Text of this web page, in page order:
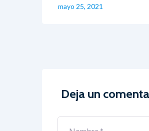
mayo 25, 2021
Deja un